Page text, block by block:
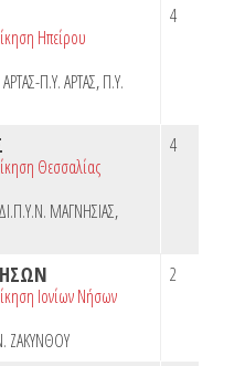
Ηπείρου
Π.Υ. ΑΡΤΑΣ,Π.Υ.
4
Θεσσαλίας
ΔΙ.Π.Υ.Ν. ΜΑΓΝΗΣΙΑΣ,
4
Ιονίων Νήσων
ΖΑΚΥΝΘΟΥ
2